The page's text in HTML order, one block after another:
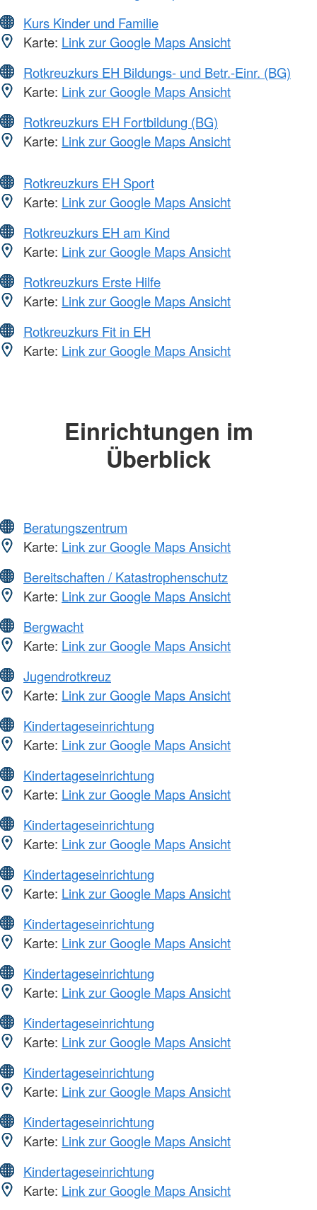
Kurs Kinder und Familie
Karte: Link zur Google Maps Ansicht
Rotkreuzkurs EH Bildungs- und Betr.-Einr. (BG)
Karte: Link zur Google Maps Ansicht
Rotkreuzkurs EH Fortbildung (BG)
Karte: Link zur Google Maps Ansicht
Rotkreuzkurs EH Sport
Karte: Link zur Google Maps Ansicht
Rotkreuzkurs EH am Kind
Karte: Link zur Google Maps Ansicht
Rotkreuzkurs Erste Hilfe
Karte: Link zur Google Maps Ansicht
Rotkreuzkurs Fit in EH
Karte: Link zur Google Maps Ansicht
Einrichtungen im
Überblick
Beratungszentrum
Karte: Link zur Google Maps Ansicht
Bereitschaften / Katastrophenschutz
Karte: Link zur Google Maps Ansicht
Bergwacht
Karte: Link zur Google Maps Ansicht
Jugendrotkreuz
Karte: Link zur Google Maps Ansicht
Kindertageseinrichtung
Karte: Link zur Google Maps Ansicht
Kindertageseinrichtung
Karte: Link zur Google Maps Ansicht
Kindertageseinrichtung
Karte: Link zur Google Maps Ansicht
Kindertageseinrichtung
Karte: Link zur Google Maps Ansicht
Kindertageseinrichtung
Karte: Link zur Google Maps Ansicht
Kindertageseinrichtung
Karte: Link zur Google Maps Ansicht
Kindertageseinrichtung
Karte: Link zur Google Maps Ansicht
Kindertageseinrichtung
Karte: Link zur Google Maps Ansicht
Kindertageseinrichtung
Karte: Link zur Google Maps Ansicht
Kindertageseinrichtung
Karte: Link zur Google Maps Ansicht